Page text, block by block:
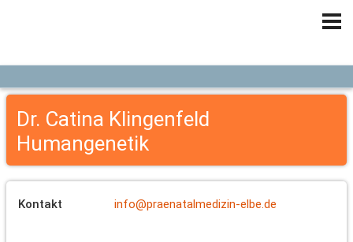
Dr. Catina Klingenfeld
Humangenetik
Kontakt info@praenatalmedizin-elbe.de